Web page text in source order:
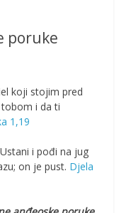
poruke
koji stojim pred
i da ti
1,19
i pođi na jug
on je pust. Djela